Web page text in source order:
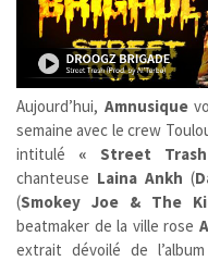
Aujourd’hui, Amnusique
semaine avec le crew
intitulé « Street
chanteuse Laina Ankh (
(Smokey Joe & The
beatmaker de la ville rose
extrait dévoilé de l’album